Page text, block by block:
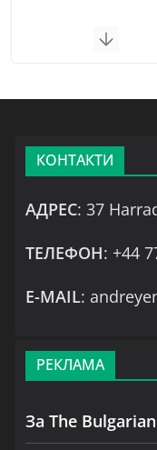
КОНТАКТИ
АДРЕС: 37
ТЕЛЕФОН: +44
Е-MAIL:
РЕКЛАМА
За The